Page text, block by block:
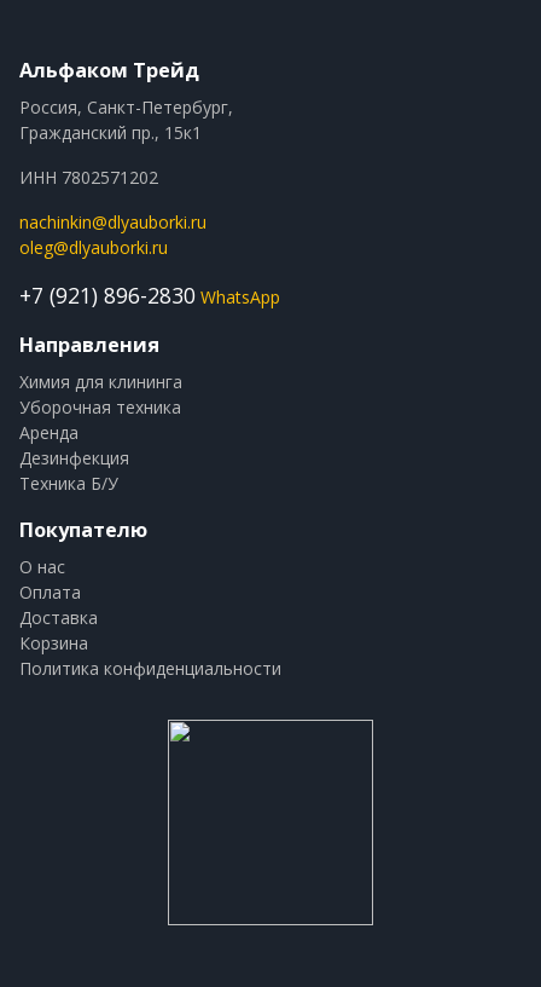
Альфаком Трейд
Россия, Санкт-Петербург,
Гражданский пр., 15к1
ИНН 7802571202
nachinkin@dlyauborki.ru
oleg@dlyauborki.ru
+7 (921) 896-2830 WhatsApp
Направления
Химия для клининга
Уборочная техника
Аренда
Дезинфекция
Техника Б/У
Покупателю
О нас
Оплата
Доставка
Корзина
Политика конфиденциальности